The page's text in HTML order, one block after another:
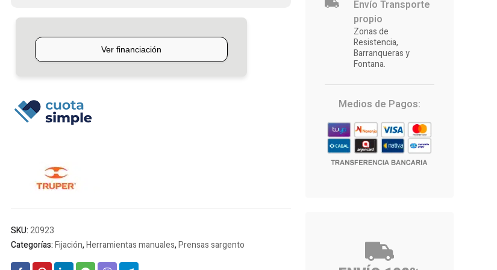
SKU:20923
Categorías:Fijación,Herramientas manuales,Prensas sargento
Envío Transporte
propio
Zonas de
Resistencia,
Barranqueras y
Fontana.
Medios de Pagos: